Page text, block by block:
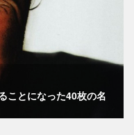
ことになった40枚の名